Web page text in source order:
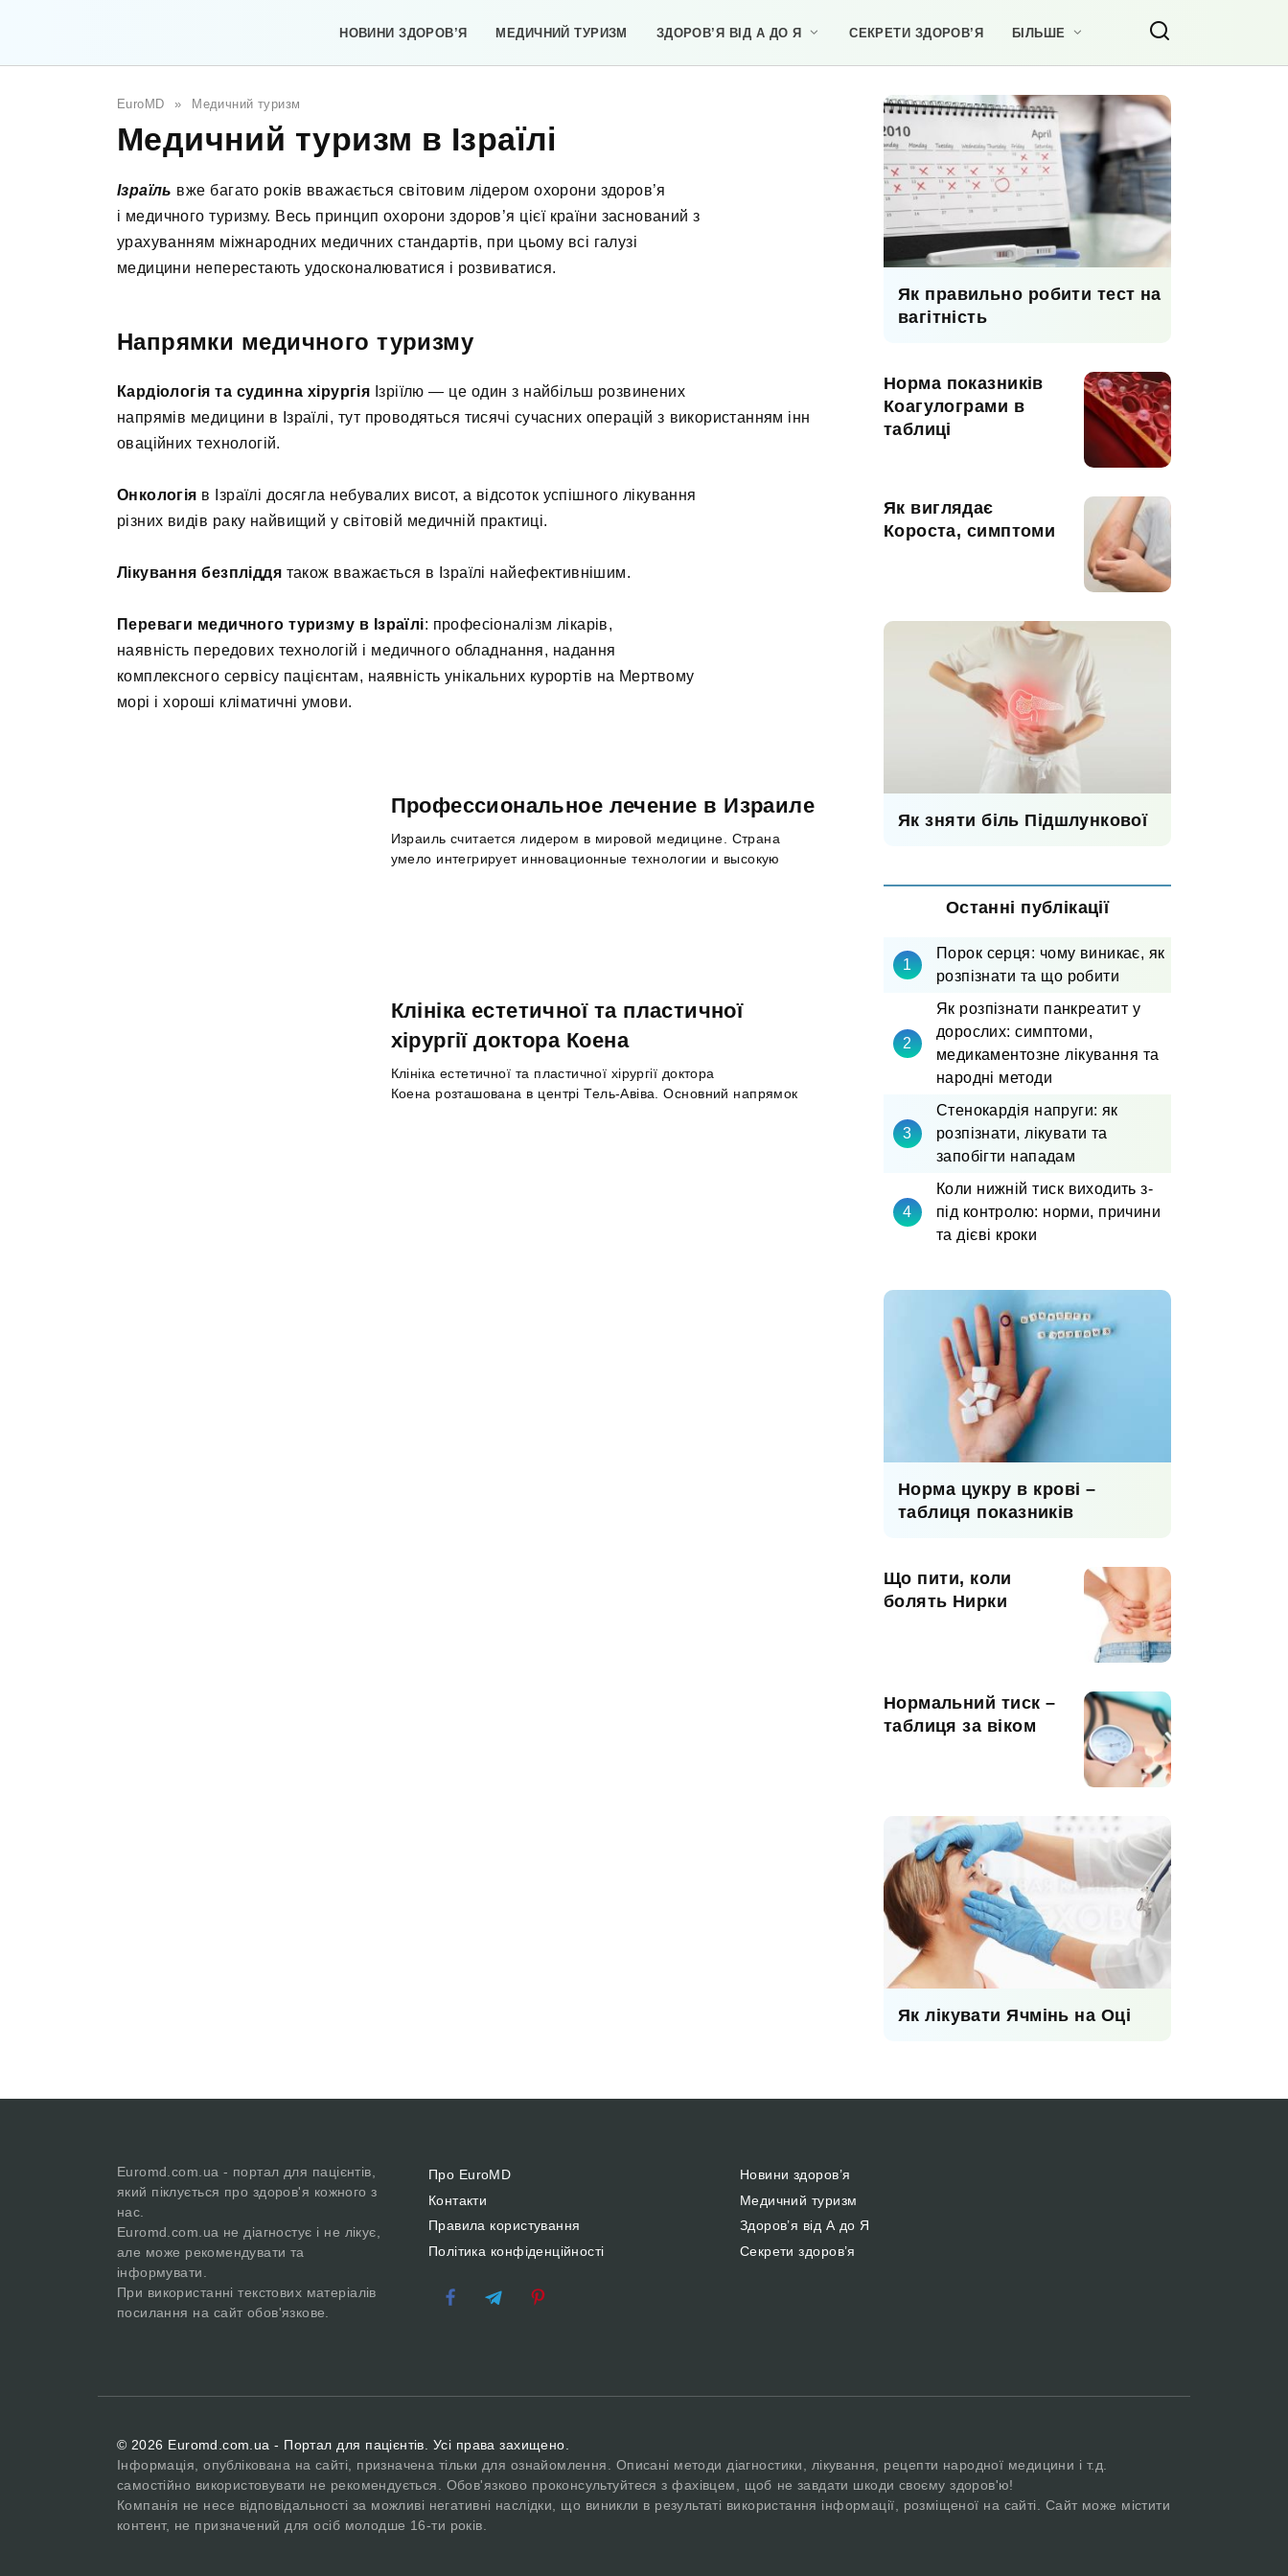
НОВИНИ ЗДОРОВ’Я МЕДИЧНИЙ ТУРИЗМ ЗДОРОВ’Я ВІД А ДО Я СЕКРЕТИ ЗДОРОВ’Я БІЛЬШЕ
EuroMD » Медичний туризм
Медичний туризм в Ізраїлі
Ізраїль вже багато років вважається світовим лідером охорони здоров’я
і медичного туризму. Весь принцип охорони здоров’я цієї країни заснований з
урахуванням міжнародних медичних стандартів, при цьому всі галузі
медицини неперестають удосконалюватися і розвиватися.
Напрямки медичного туризму
Кардіологія та судинна хірургія Ізріїлю — це один з найбільш розвинених
напрямів медицини в Ізраїлі, тут проводяться тисячі сучасних операцій з використанням інн
оваційних технологій.
Онкологія в Ізраїлі досягла небувалих висот, а відсоток успішного лікування
різних видів раку найвищий у світовій медичній практиці.
Лікування безпліддя також вважається в Ізраїлі найефективнішим.
Переваги медичного туризму в Ізраїлі: професіоналізм лікарів,
наявність передових технологій і медичного обладнання, надання
комплексного сервісу пацієнтам, наявність унікальних курортів на Мертвому
морі і хороші кліматичні умови.
Профессиональное лечение в Израиле
Израиль считается лидером в мировой медицине. Страна
умело интегрирует инновационные технологии и высокую
Клініка естетичної та пластичної
хірургії доктора Коена
Клініка естетичної та пластичної хірургії доктора
Коена розташована в центрі Тель-Авіва. Основний напрямок
Як правильно робити тест на
вагітність
Норма показників
Коагулограми в
таблиці
Як виглядає
Короста, симптоми
Як зняти біль Підшлункової
Останні публікації
Порок серця: чому виникає, як
розпізнати та що робити
Як розпізнати панкреатит у
дорослих: симптоми,
медикаментозне лікування та
народні методи
Стенокардія напруги: як
розпізнати, лікувати та
запобігти нападам
Коли нижній тиск виходить з-
під контролю: норми, причини
та дієві кроки
Норма цукру в крові –
таблиця показників
Що пити, коли
болять Нирки
Нормальний тиск –
таблиця за віком
Як лікувати Ячмінь на Оці
Euromd.com.ua - портал для пацієнтів,
який піклується про здоров'я кожного з
нас.
Euromd.com.ua не діагностує і не лікує,
але може рекомендувати та
інформувати.
При використанні текстових матеріалів
посилання на сайт обов'язкове.
Про EuroMD
Контакти
Правила користування
Політика конфіденційності
Новини здоров’я
Медичний туризм
Здоров’я від А до Я
Секрети здоров’я
© 2026 Euromd.com.ua - Портал для пацієнтів. Усі права захищено.
Інформація, опублікована на сайті, призначена тільки для ознайомлення. Описані методи діагностики, лікування, рецепти народної медицини і т.д.
самостійно використовувати не рекомендується. Обов'язково проконсультуйтеся з фахівцем, щоб не завдати шкоди своєму здоров'ю!
Компанія не несе відповідальності за можливі негативні наслідки, що виникли в результаті використання інформації, розміщеної на сайті. Сайт може містити
контент, не призначений для осіб молодше 16-ти років.